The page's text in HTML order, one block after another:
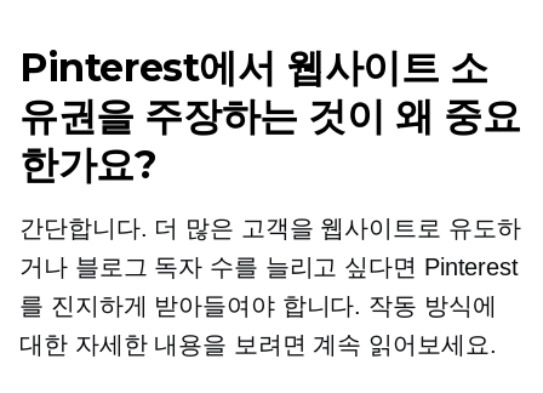
Pinterest에서 웹사이트 소
유권을 주장하는 것이 왜 중요
한가요?
간단합니다. 더 많은 고객을 웹사이트로 유도하
거나 블로그 독자 수를 늘리고 싶다면 Pinterest
를 진지하게 받아들여야 합니다. 작동 방식에
대한 자세한 내용을 보려면 계속 읽어보세요.